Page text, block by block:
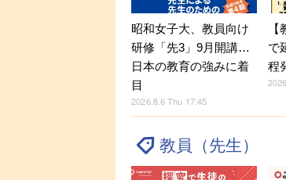
昭和女子大、教員向け
研修「先3」9月開講…
日本の教育の強みに着
目
2026.8.6 Thu 17:45
で
程
教員（先生）